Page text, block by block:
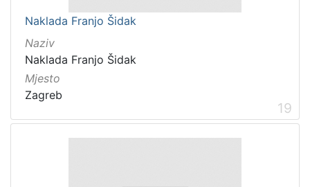
Naklada Franjo Šidak
Naziv
Naklada Franjo Šidak
Mjesto
Zagreb
19